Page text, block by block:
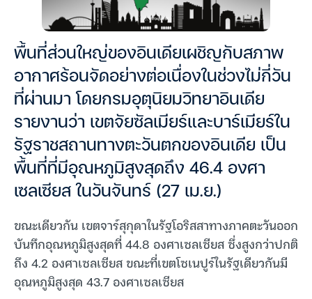
พื้นที่ส่วนใหญ่ของอินเดียเผชิญกับสภาพ
อากาศร้อนจัดอย่างต่อเนื่องในช่วงไม่กี่วัน
ที่ผ่านมา โดยกรมอุตุนิยมวิทยาอินเดีย
รายงานว่า เขตจัยซัลเมียร์และบาร์เมียร์ใน
รัฐราชสถานทางตะวันตกของอินเดีย เป็น
พื้นที่ที่มีอุณหภูมิสูงสุดถึง 46.4 องศา
เซลเซียส ในวันจันทร์ (27 เม.ย.)
ขณะเดียวกัน เขตจาร์สุกุดาในรัฐโอริสสาทางภาคตะวันออก
บันทึกอุณหภูมิสูงสุดที่ 44.8 องศาเซลเซียส ซึ่งสูงกว่าปกติ
ถึง 4.2 องศาเซลเซียส ขณะที่เขตโซเนปูร์ในรัฐเดียวกันมี
อุณหภูมิสูงสุด 43.7 องศาเซลเซียส